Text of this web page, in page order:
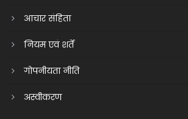
आचार संहिता
नियम एवं शर्तें
गोपनीयता नीति
अस्वीकरण